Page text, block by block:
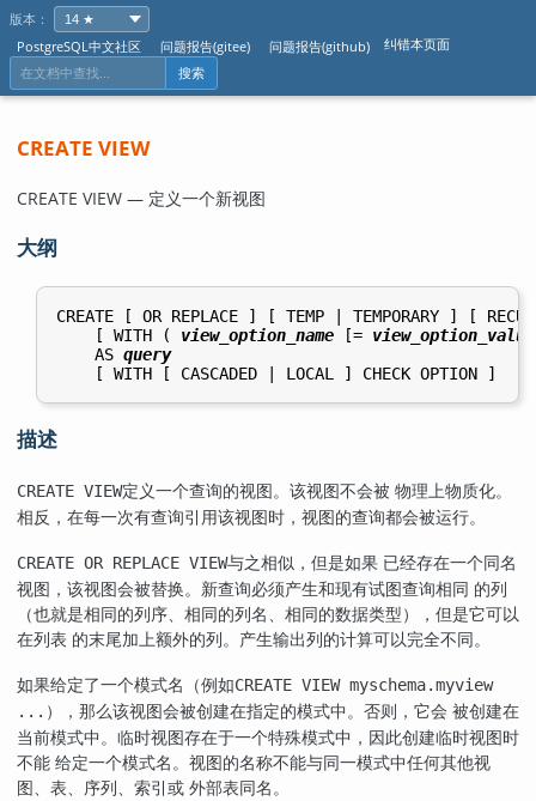
版本：
PostgreSQL中文社区
问题报告(gitee) 问题报告(github) 纠错本页面
搜索
CREATE VIEW
CREATE VIEW — 定义一个新视图
大纲
CREATE [ OR REPLACE ] [ TEMP | TEMPORARY ] [
    [ WITH (
view_option_name [= view_option_value
    AS
query
描述
CREATE VIEW定义一个查询的视图。该视图不会被 物理上物质化。
相反，在每一次有查询引用该视图时，视图的查询都会被运行。
CREATE OR REPLACE VIEW与之相似，但是如果 已经存在一个同名
视图，该视图会被替换。新查询必须产生和现有试图查询相同 的列
（也就是相同的列序、相同的列名、相同的数据类型），但是它可以
在列表 的末尾加上额外的列。产生输出列的计算可以完全不同。
如果给定了一个模式名（例如CREATE VIEW myschema.myview
... ），那么该视图会被创建在指定的模式中。否则，它会 被创建在
当前模式中。临时视图存在于一个特殊模式中，因此创建临时视图时
不能 给定一个模式名。视图的名称不能与同一模式中任何其他视
图、表、序列、索引或 外部表同名。